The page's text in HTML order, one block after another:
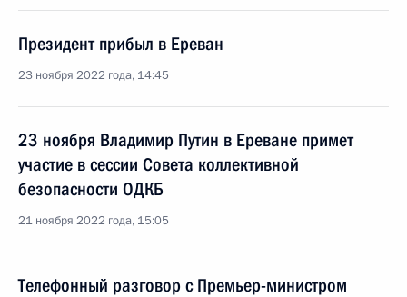
Президент прибыл в Ереван
23 ноября 2022 года, 14:45
23 ноября Владимир Путин в Ереване примет
участие в сессии Совета коллективной
безопасности ОДКБ
21 ноября 2022 года, 15:05
Телефонный разговор с Премьер-министром